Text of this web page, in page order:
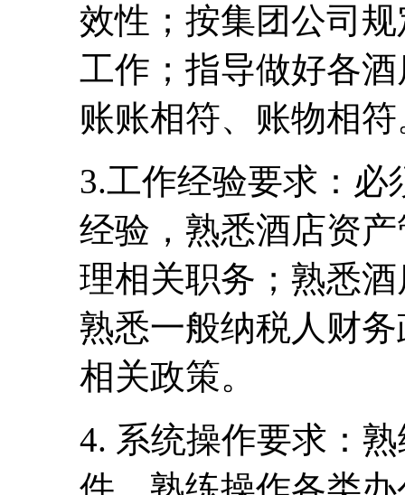
效性；按集团公司
工作；指导做好各
账账相符、账物相符
3.工作经验要求：必
经验，熟悉酒店资
理相关职务；熟悉
熟悉一般纳税人财
相关政策。
4. 系统操作要求：